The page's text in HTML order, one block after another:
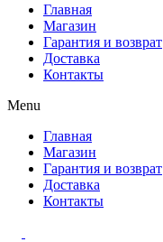
Главная
Магазин
Гарантия и возврат
Доставка
Контакты
Menu
Главная
Магазин
Гарантия и возврат
Доставка
Контакты